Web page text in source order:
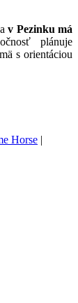
av Pezinku má
plánuje
s orientáciou
Horse |